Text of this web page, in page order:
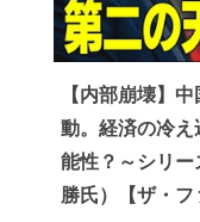
【内部崩壊】
動。経済の冷
能性？～シリ
勝氏）【ザ・フ